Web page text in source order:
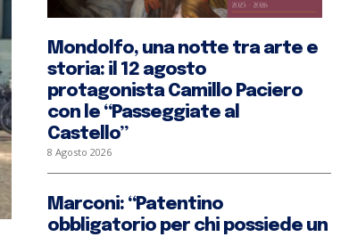
Mondolfo, una notte tra arte e
storia: il 12 agosto
protagonista Camillo Paciero
con le “Passeggiate al
Castello”
8 Agosto 2026
Marconi: “Patentino
obbligatorio per chi possiede un